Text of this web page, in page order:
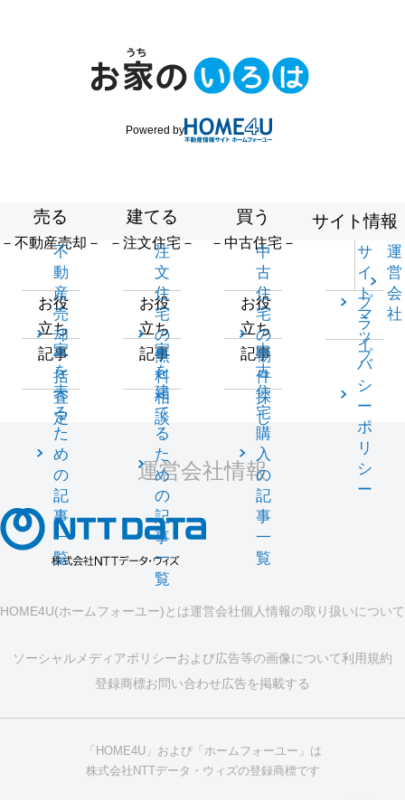
Powered by
売る
－不動産売却－
不
動
産
売
却
一
括
査
定
お役
立ち
記事
家
を
売
る
た
め
の
記
事
一
覧
建てる
－注文住宅－
注
文
住
宅
の
無
料
相
談
お役
立ち
記事
家
を
建
て
る
た
め
の
記
事
一
覧
買う
－中古住宅－
中
古
住
宅
の
物
件
探
し
お役
立ち
記事
中
古
住
宅
購
入
の
記
事
一
覧
サイト情報
サ
イ
ト
マ
ッ
プ
運
営
会
社
プ
ラ
イ
バ
シ
ー
ポ
リ
シ
ー
運営会社情報
HOME4U(ホームフォーユー)とは運営会社個人情報の取り扱いについて
ソーシャルメディアポリシーおよび広告等の画像について利用規約
登録商標お問い合わせ広告を掲載する
「HOME4U」および「ホームフォーユー」は
株式会社NTTデータ・ウィズの登録商標です